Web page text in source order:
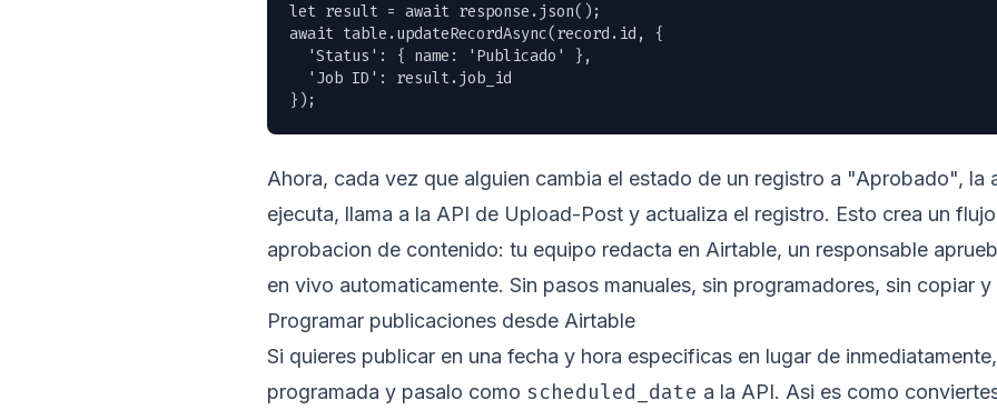
let result = await response.json();
await table.updateRecordAsync(record.id, {
  'Status': { name: 'Publicado' },
  'Job ID': result.job_id
});
Ahora, cada vez que alguien cambia el estado de un registro a "Aprobado", la
ejecuta, llama a la API de Upload-Post y actualiza el registro. Esto crea un
aprobacion de contenido: tu equipo redacta en Airtable, un responsable
en vivo automaticamente. Sin pasos manuales, sin programadores, sin copiar y
Programar publicaciones desde Airtable
Si quieres publicar en una fecha y hora especificas en lugar de
programada y pasalo como scheduled_date a la API. Asi es como